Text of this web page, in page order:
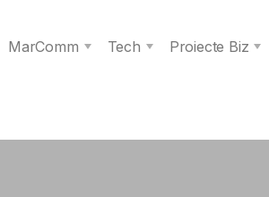
MarComm Tech
Proiecte Biz